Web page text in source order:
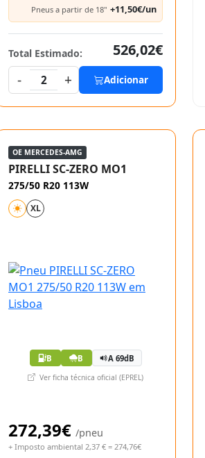
Pneus a partir de 18" +11,50€/un
Total Estimado:
526,02€
-
2 + Adicionar
OE MERCEDES-AMG
PIRELLI SC-ZERO MO1
275/50 R20 113W
XL
B B A 69dB
Ver ficha técnica oficial (EPREL)
272,39€ /pneu
+ Imposto ambiental 2,37 € = 274,76€